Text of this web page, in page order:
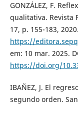
GONZÁLEZ, F.
qualitativa. Revista
17, p. 155-183,
https://
em: 10 mar. 2025.
https://doi.org/
IBAÑEZ, J. El
segundo orden.